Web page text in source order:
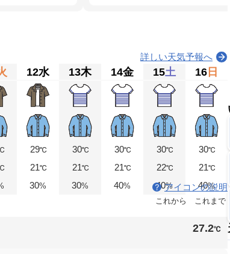
詳しい天気予報へ
12水
29℃
21℃
30%
13木
30℃
21℃
30%
14金
30℃
21℃
40%
15土
30℃
22℃
40%
16 日
30℃
21℃
40%
アイコンの説明
これから これまで
27.2℃